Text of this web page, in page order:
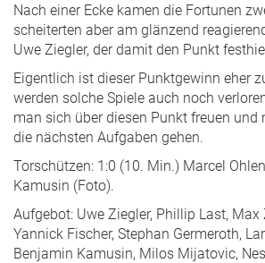
Nach einer Ecke kamen die Fortunen
scheiterten aber am glänzend
Uwe Ziegler, der damit den Punkt
Eigentlich ist dieser Punktgewinn eher
werden solche Spiele auch noch
man sich über diesen Punkt freuen und
die nächsten Aufgaben gehen.
Torschützen: 1:0 (10. Min.) Marcel
Kamusin (Foto).
Aufgebot: Uwe Ziegler, Phillip Last, Max
Yannick Fischer, Stephan Germeroth,
Benjamin Kamusin, Milos Mijatovic,